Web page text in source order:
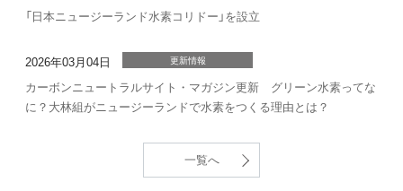
「日本ニュージーランド水素コリドー」を設立
2026年03月04日 更新情報
カーボンニュートラルサイト・マガジン更新 グリーン水素ってな
に？大林組がニュージーランドで水素をつくる理由とは？
一覧へ